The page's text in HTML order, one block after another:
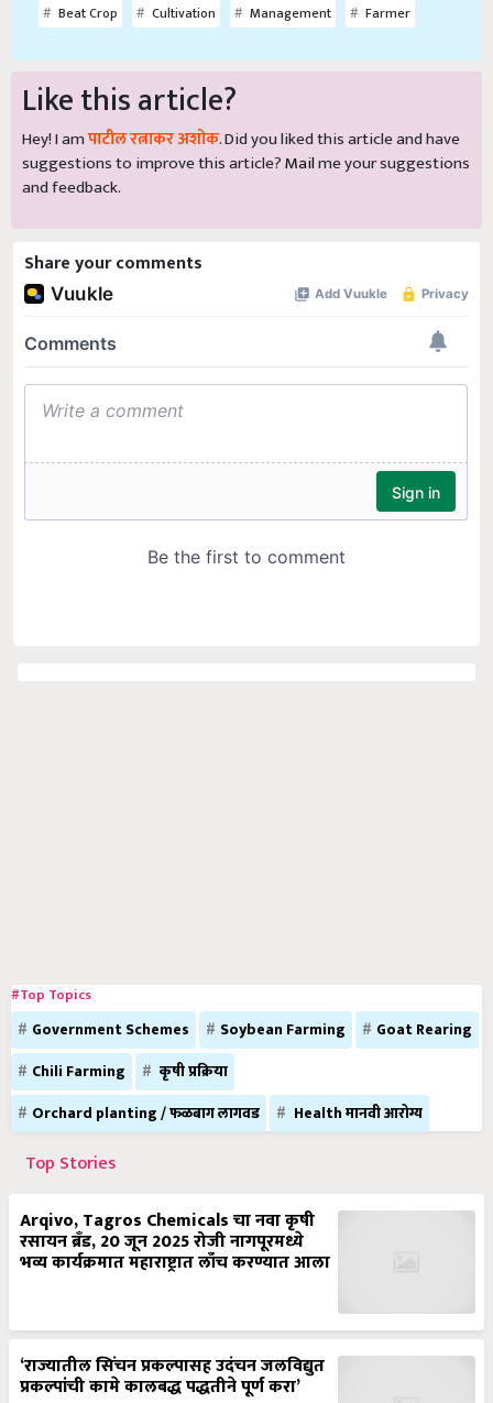
Beat Crop Cultivation Management Farmer
Like this article?
Hey! I amपाटील रत्नाकर अशोक. Did you liked this article and have
suggestions to improve this article?Mailme your suggestions
and feedback.
Share your comments
#Top Topics
Government Schemes Soybean Farming
Goat Rearing
Chili Farming
कृषी प्रक्रिया
Orchard planting / फळबाग लागवड
Health मानवी आरोग्य
Top Stories
Arqivo, Tagros Chemicals चा नवा कृषी
रसायन ब्रँड, 20 जून 2025 रोजी नागपूरमध्ये
भव्य कार्यक्रमात महाराष्ट्रात लाँच करण्यात आला
‘राज्यातील सिंचन प्रकल्पासह उदंचन जलविद्युत
प्रकल्पांची कामे कालबद्ध पद्धतीने पूर्ण करा’